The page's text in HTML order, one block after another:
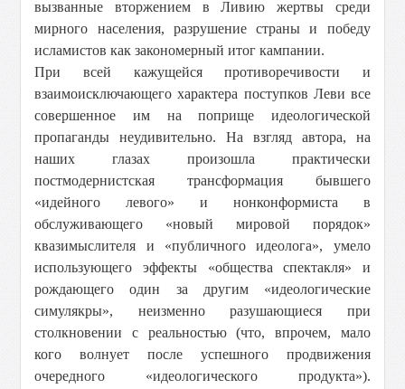
вызванные вторжением в Ливию жертвы среди
мирного населения, разрушение страны и победу
исламистов как закономерный итог кампании.
При всей кажущейся противоречивости и
взаимоисключающего характера поступков Леви все
совершенное им на поприще идеологической
пропаганды неудивительно. На взгляд автора, на
наших глазах произошла практически
постмодернистская трансформация бывшего
«идейного левого» и нонконформиста в
обслуживающего «новый мировой порядок»
квазимыслителя и «публичного идеолога», умело
использующего эффекты «общества спектакля» и
рождающего один за другим «идеологические
симулякры», неизменно разушающиеся при
столкновении с реальностью (что, впрочем, мало
кого волнует после успешного продвижения
очередного «идеологического продукта»).